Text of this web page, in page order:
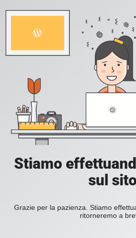
Stiamo
sul sito
Grazie per la pazienza. Stiamo
ritorneremo a